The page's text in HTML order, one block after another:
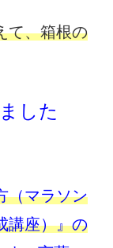
て、箱根の
した
（マラソン
講座）』の